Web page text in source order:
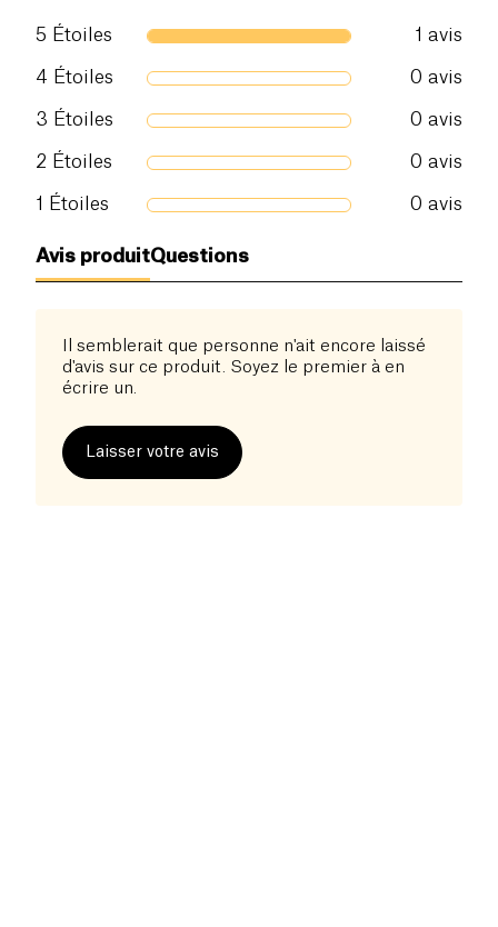
5 Étoiles 1 avis
4 Étoiles 0 avis
3 Étoiles 0 avis
2 Étoiles 0 avis
1 Étoiles 0 avis
Avis produitQuestions
Il semblerait que personne n'ait encore laissé
d'avis sur ce produit. Soyez le premier à en
écrire un.
Laisser votre avis